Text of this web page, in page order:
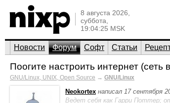
8 августа 2026,
суббота,
19:04:25 MSK
Новости Форум Софт Статьи
Поогите настроить интернет
GNU/Linux, UNIX, Open Source → GNU/Linux
Neokortex написал 17 сентября
Ведет себя как Гарри Поттер;